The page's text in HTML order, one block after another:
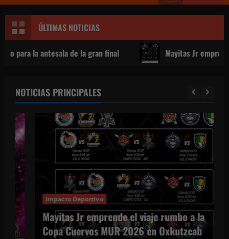
ÚLTIMAS NOTICIAS
final Mayitas Jr emprende el viaje rumbo a la Copa
NOTICIAS PRINCIPALES
Impacto Deportivo
Mayitas Jr emprende el viaje rumbo a la
Copa Cuervos MUR 2026 en Oxkutzcab